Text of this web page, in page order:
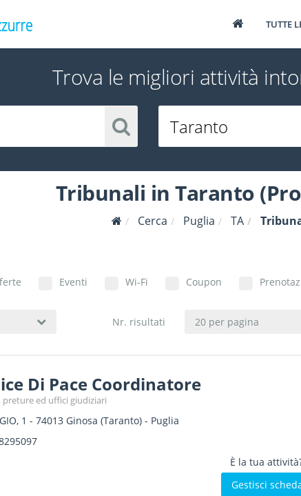
TUTTE
Trova le migliori attività
Tribunali in Taranto
Cerca Puglia TA
Eventi Wi-Fi Coupon
Nr. risultati 20 per pagina
Di Pace Coordinatore
preture ed uffici giudiziari
1 - 74013 Ginosa (Taranto) - Puglia
È la tua
Gestisci